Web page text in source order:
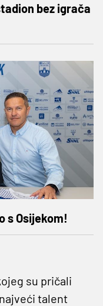
bez igrača
s Osijekom!
su pričali
najveći talent